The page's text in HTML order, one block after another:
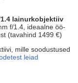
lainurkobjektiiv
f/1.4, ideaalne öö-
(tavahind 1499 €)
mille soodustused
leiad